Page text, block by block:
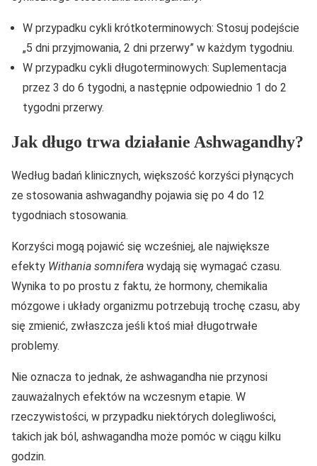
W przypadku cykli krótkoterminowych: Stosuj podejście
„5 dni przyjmowania, 2 dni przerwy” w każdym tygodniu.
W przypadku cykli długoterminowych: Suplementacja
przez 3 do 6 tygodni, a następnie odpowiednio 1 do 2
tygodni przerwy.
Jak długo trwa działanie Ashwagandhy?
Według badań klinicznych, większość korzyści płynących
ze stosowania ashwagandhy pojawia się po 4 do 12
tygodniach stosowania.
Korzyści mogą pojawić się wcześniej, ale największe
efekty Withania somnifera wydają się wymagać czasu.
Wynika to po prostu z faktu, że hormony, chemikalia
mózgowe i układy organizmu potrzebują trochę czasu, aby
się zmienić, zwłaszcza jeśli ktoś miał długotrwałe
problemy.
Nie oznacza to jednak, że ashwagandha nie przynosi
zauważalnych efektów na wczesnym etapie. W
rzeczywistości, w przypadku niektórych dolegliwości,
takich jak ból, ashwagandha może pomóc w ciągu kilku
godzin.